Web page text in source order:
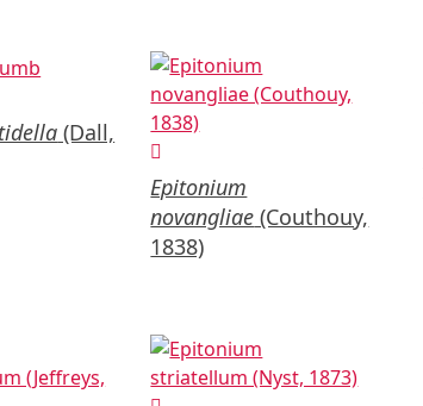
(Dall,
Epitonium
novangliae (Couthouy,
1838)